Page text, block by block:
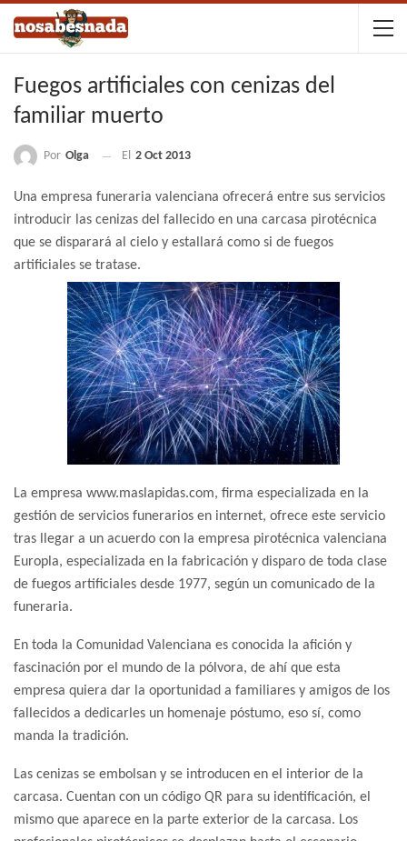
Fuegos artificiales con cenizas del
familiar muerto
Por Olga El 2 Oct 2013
Una empresa funeraria valenciana ofrecerá entre sus servicios
introducir las cenizas del fallecido en una carcasa pirotécnica
que se disparará al cielo y estallará como si de fuegos
artificiales se tratase.
La empresa www.maslapidas.com, firma especializada en la
gestión de servicios funerarios en internet, ofrece este servicio
tras llegar a un acuerdo con la empresa pirotécnica valenciana
Europla, especializada en la fabricación y disparo de toda clase
de fuegos artificiales desde 1977, según un comunicado de la
funeraria.
En toda la Comunidad Valenciana es conocida la afición y
fascinación por el mundo de la pólvora, de ahí que esta
empresa quiera dar la oportunidad a familiares y amigos de los
fallecidos a dedicarles un homenaje póstumo, eso sí, como
manda la tradición.
Las cenizas se embolsan y se introducen en el interior de la
carcasa. Cuentan con un código QR para su identificación, el
mismo que aparece en la parte exterior de la carcasa. Los